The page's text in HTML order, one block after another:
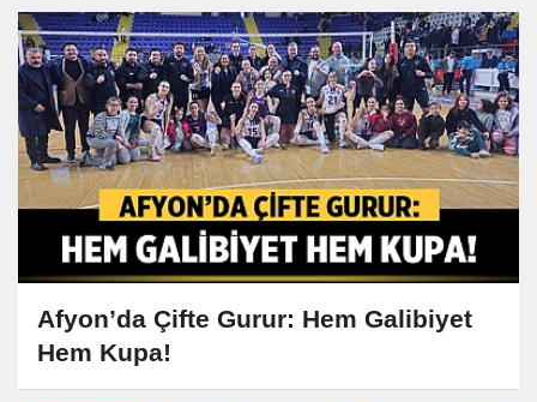
Afyon’da Çifte Gurur: Hem Galibiyet
Hem Kupa!